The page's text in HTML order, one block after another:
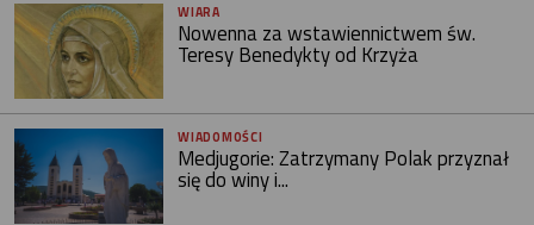
WIARA
Nowenna za wstawiennictwem św.
Teresy Benedykty od Krzyża
WIADOMOŚCI
Medjugorie: Zatrzymany Polak przyznał
się do winy i...